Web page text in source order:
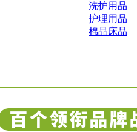
洗护用品
护理用品
棉品床品